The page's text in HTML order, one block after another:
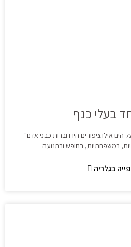
בעלי כנף
אילו ציפורים היו דוברות כבני אדם"
במשפחתיות, בחופש ובתנועה
בגלריה